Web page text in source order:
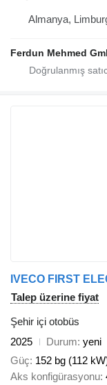
Almanya,
Ferdun Mehmed
IVECO FIRST
Talep üzerine fiyat
Şehir içi otobüs
2025
Durum yeni
Güç 152 bg (112
Aks konfigürasyonu